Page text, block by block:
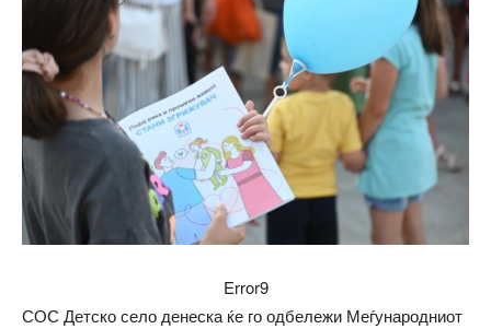
Error9
СОС Детско село денеска ќе го одбележи Меѓународниот